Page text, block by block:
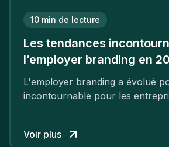
10 min de lecture
Les tendances
l’employer branding en
L'employer branding a évolué
incontournable pour les
Voir plus